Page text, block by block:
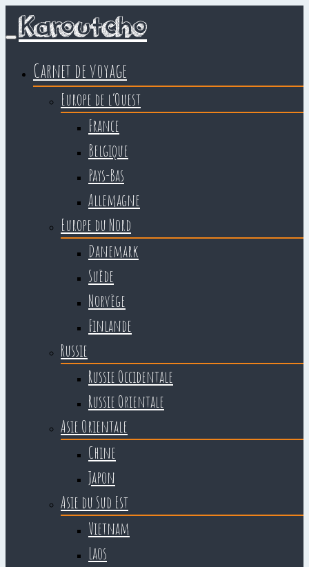
Karoutcho
Carnet de voyage
Europe de l’Ouest
France
Belgique
Pays-Bas
Allemagne
Europe du Nord
Danemark
Suède
Norvège
Finlande
Russie
Russie Occidentale
Russie Orientale
Asie Orientale
Chine
Japon
Asie du Sud Est
Vietnam
Laos